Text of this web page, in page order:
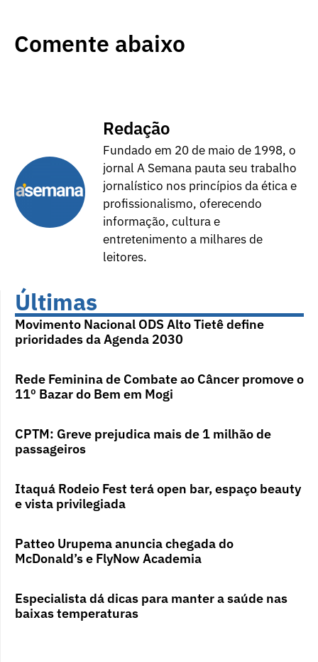
Comente abaixo
Redação
Fundado em 20 de maio de 1998, o
jornal A Semana pauta seu trabalho
jornalístico nos princípios da ética e
profissionalismo, oferecendo
informação, cultura e
entretenimento a milhares de
leitores.
Últimas
Movimento Nacional ODS Alto Tietê define
prioridades da Agenda 2030
Rede Feminina de Combate ao Câncer promove o
11º Bazar do Bem em Mogi
CPTM: Greve prejudica mais de 1 milhão de
passageiros
Itaquá Rodeio Fest terá open bar, espaço beauty
e vista privilegiada
Patteo Urupema anuncia chegada do
McDonald’s e FlyNow Academia
Especialista dá dicas para manter a saúde nas
baixas temperaturas